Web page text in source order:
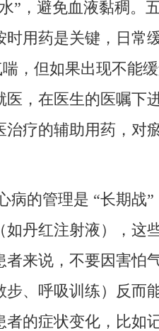
”，避免血液黏稠。
时用药是关键，日常
，但如果出现不能
医，在医生的医嘱下
治疗的辅助用药，对
病的管理是 “长期战
如丹红注射液），这
者来说，不要因害怕
步、呼吸训练）反而
者的症状变化，比如